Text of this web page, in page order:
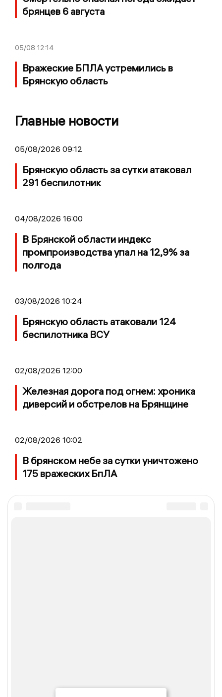
брянцев 6 августа
05/08 12:14
Вражеские БПЛА устремились в
Брянскую область
Главные новости
05/08/2026 09:12
Брянскую область за сутки атаковал
291 беспилотник
04/08/2026 16:00
В Брянской области индекс
промпроизводства упал на 12,9% за
полгода
03/08/2026 10:24
Брянскую область атаковали 124
беспилотника ВСУ
02/08/2026 12:00
Железная дорога под огнем: хроника
диверсий и обстрелов на Брянщине
02/08/2026 10:02
В брянском небе за сутки уничтожено
175 вражеских БпЛА